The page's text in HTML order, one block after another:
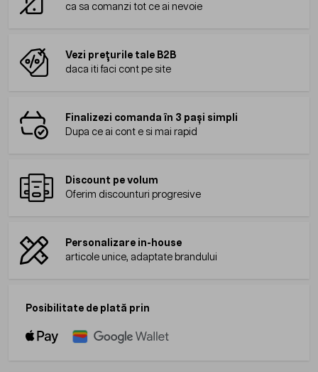
ca sa comanzi tot ce ai nevoie
Vezi prețurile tale B2B
daca iti faci cont pe site
Finalizezi comanda în 3 pași simpli
Dupa ce ai cont e si mai rapid
Discount pe volum
Oferim discounturi progresive
Personalizare in-house
articole unice, adaptate brandului
Posibilitate de plată prin